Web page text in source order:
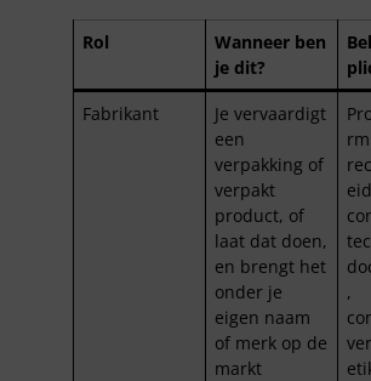
Rol
Wanneer ben
je dit?
Fabrikant
Je vervaardigt
een
verpakking of
verpakt
product, of
laat dat doen,
en brengt het
onder je
eigen naam
of merk op de
markt
,